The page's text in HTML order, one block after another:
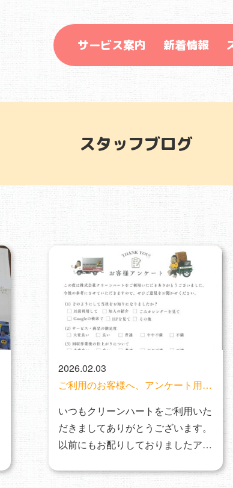
サービス案内 新着情報
スタッフブログ
2026.02.03
ご利用のお客様へ、アンケート用紙
いつもクリーンハートをご利用いた
だきましてありがとうございます。
以前にもお配りしておりましたアン